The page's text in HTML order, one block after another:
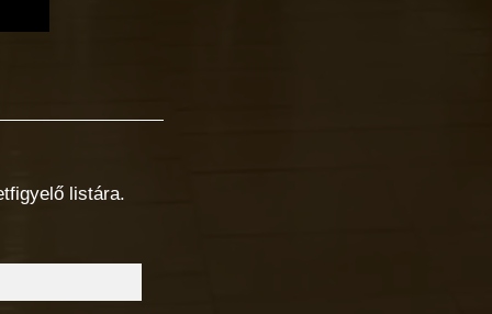
listára.